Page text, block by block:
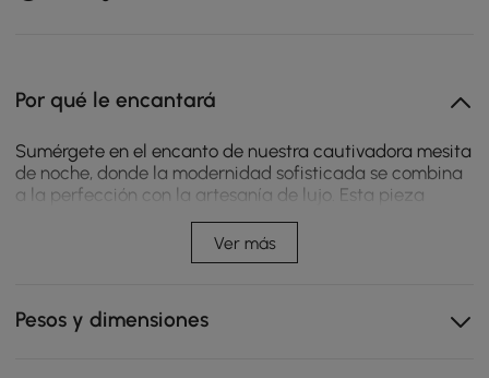
Por qué le encantará
Sumérgete en el encanto de nuestra cautivadora mesita
de noche, donde la modernidad sofisticada se combina
a la perfección con la artesanía de lujo. Esta pieza
vital a niveles de estilo y clase sin precedentes.
diferencia de lo común. La elegante tapa de cristal
Ver más
Pesos y dimensiones